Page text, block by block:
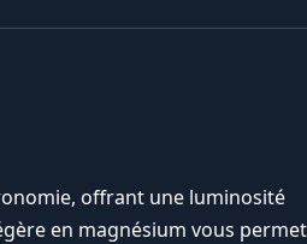
offrant une luminosité
en magnésium vous permet